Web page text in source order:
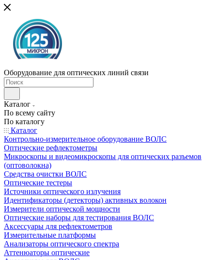
Оборудование для оптических линий связи
Каталог
По всему сайту
По каталогу
Каталог
Контрольно-измерительное оборудование ВОЛС
Оптические рефлектометры
Микроскопы и видеомикроскопы для оптических разъемов
(оптоволокна)
Средства очистки ВОЛС
Оптические тестеры
Источники оптического излучения
Идентификаторы (детекторы) активных волокон
Измерители оптической мощности
Оптические наборы для тестирования ВОЛС
Аксессуары для рефлектометров
Измерительные платформы
Анализаторы оптического спектра
Аттенюаторы оптические